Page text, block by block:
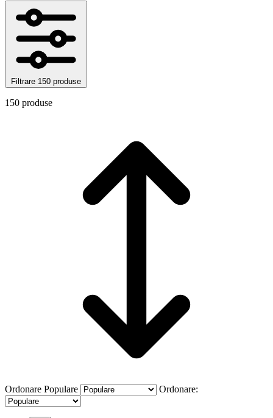
Filtrare 150 produse
150 produse
Ordonare Populare Ordonare: